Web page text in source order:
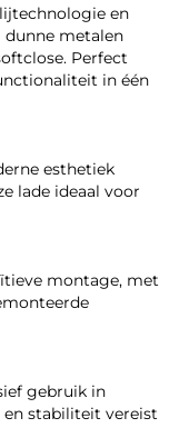
en
dunne metalen
Perfect
in één
esthetiek
lade ideaal voor
montage, met
gebruik in
en stabiliteit vereist